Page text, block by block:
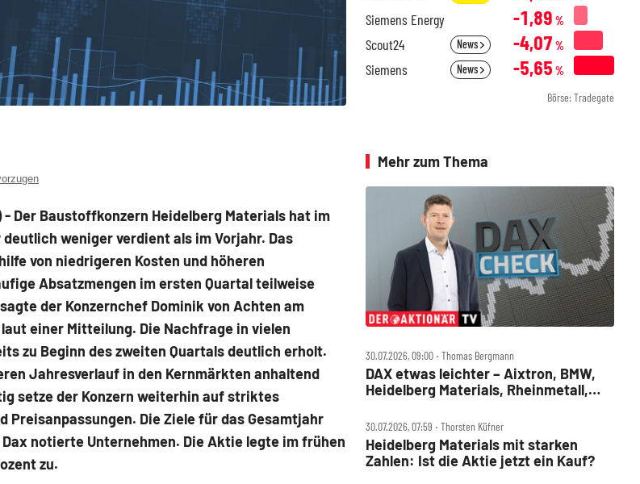
- Der Baustoffkonzern Heidelberg Materials hat im
weniger verdient als im Vorjahr. Das
von niedrigeren Kosten und höheren
Absatzmengen im ersten Quartal teilweise
der Konzernchef Dominik von Achten am
einer Mitteilung. Die Nachfrage in vielen
zu Beginn des zweiten Quartals deutlich erholt.
Jahresverlauf in den Kernmärkten anhaltend
setze der Konzern weiterhin auf striktes
Preisanpassungen. Die Ziele für das Gesamtjahr
notierte Unternehmen. Die Aktie legte im frühen
zu.
Siemens Energy -1,89 %
Scout24 News -4,07 %
Siemens News -5,65 %
Börse: Tradegate
Mehr zum Thema
30.07.2026, 09:00 ‧ Thomas Bergmann
DAX etwas leichter – Aixtron, BMW,
Heidelberg Materials, Rheinmetall,
Check
30.07.2026, 07:59 ‧ Thorsten Küfner
Heidelberg Materials mit starken
Zahlen: Ist die Aktie jetzt ein Kauf?